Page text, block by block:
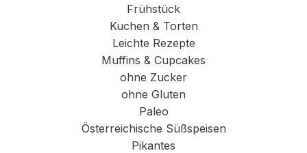
Frühstück
Kuchen & Torten
Leichte Rezepte
Muffins & Cupcakes
ohne Zucker
ohne Gluten
Paleo
Österreichische Süßspeisen
Pikantes